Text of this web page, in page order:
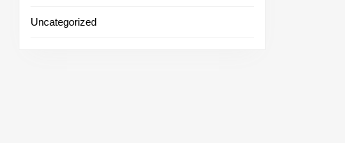
Uncategorized